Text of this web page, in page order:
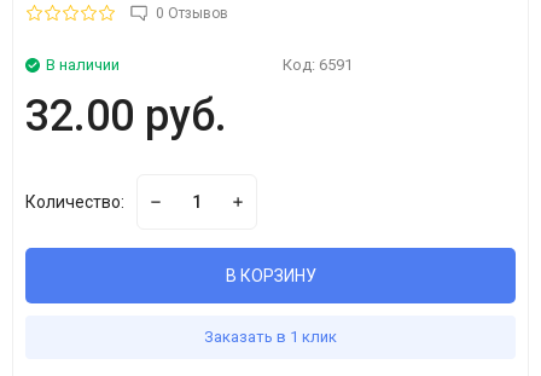
0 Отзывов
В наличии Код: 6591
32.00 руб.
Количество:
В КОРЗИНУ
Заказать в 1 клик